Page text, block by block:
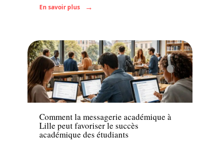
En savoir plus
Actu
Comment la messagerie académique à
Lille peut favoriser le succès
académique des étudiants